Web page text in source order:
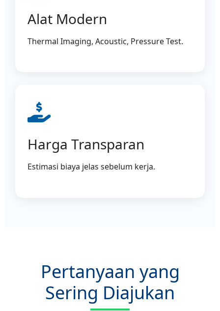
Alat Modern
Thermal Imaging, Acoustic, Pressure Test.
Harga Transparan
Estimasi biaya jelas sebelum kerja.
Pertanyaan yang
Sering Diajukan